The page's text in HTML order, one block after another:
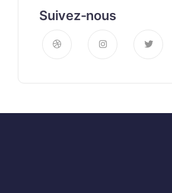
Suivez-nous